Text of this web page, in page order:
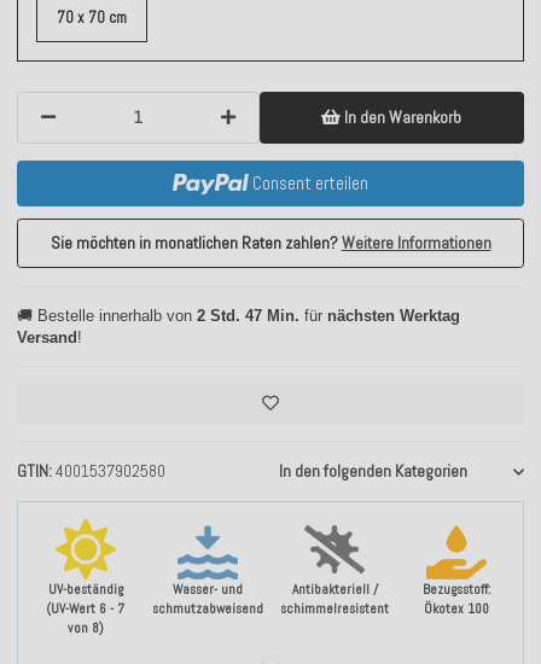
UV-beständig
(UV-Wert 6 - 7
von 8)
Wasser- und
schmutzabweisend
Antibakteriell /
schimmelresistent
Bezugsstoff:
Ökotex 100
GTIN 4001537902580 In den folgenden Kategorien
70 x 70 cm
In den Warenkorb
Consent erteilen
Sie möchten in monatlichen Raten zahlen?Weitere Informationen
🚚 Bestelle innerhalb von 2 Std. 47 Min. für nächsten Werktag
Versand!